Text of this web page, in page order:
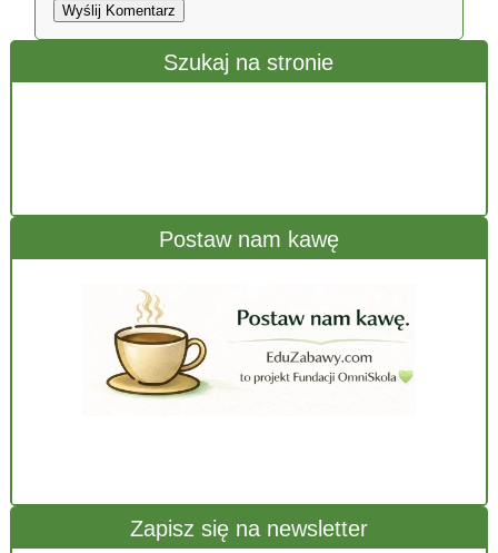
Szukaj na stronie
Postaw nam kawę
Zapisz się na newsletter
Wyślij Komentarz